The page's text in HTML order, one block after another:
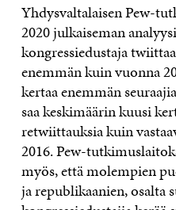
Yhdysvaltalaisen Pew-
2020 julkaiseman
kongressiedustaja
enemmän kuin vuonna
kertaa enemmän
saa keskimäärin kuusi
retwiittauksia kuin
2016. Pew-
myös, että molempien
ja republikaanien, osalta